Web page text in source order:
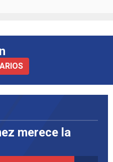
merece la